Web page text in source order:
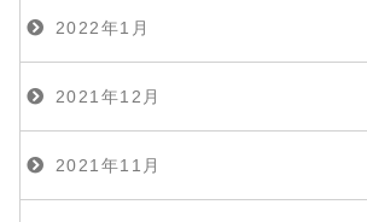
2022年1月
2021年12月
2021年11月